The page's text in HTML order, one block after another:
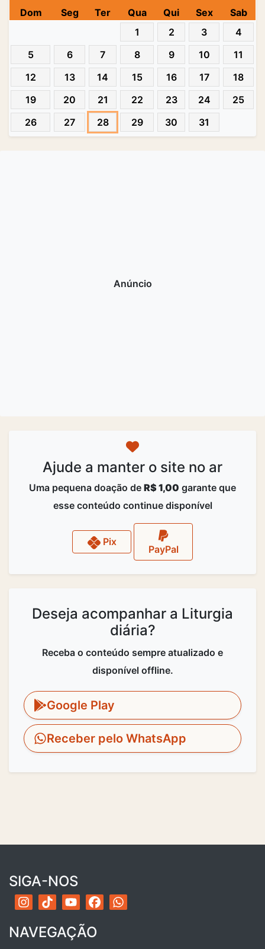
Dom Seg Ter Qua Qui Sex
Sab
1
2 3
4
5
6 7 8 9 10
11
12
13 14 15 16 17
18
19
20 21 22 23 24
25
26
27 28 29 30 31
Ajude a manter o site no ar
Uma pequena doação de R$ 1,00 garante que
esse conteúdo continue disponível
Pix
PayPal
Deseja acompanhar a Liturgia
diária?
Receba o conteúdo sempre atualizado e
disponível offline.
Google Play
Receber pelo WhatsApp
SIGA-NOS
NAVEGAÇÃO